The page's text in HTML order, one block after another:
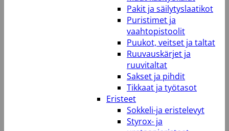
Pakit ja säilytyslaatikot
Puristimet ja
vaahtopistoolit
Puukot, veitset ja taltat
Ruuvauskärjet ja
ruuvitaltat
Sakset ja pihdit
Tikkaat ja työtasot
Eristeet
Sokkeli-ja eristelevyt
Styrox- ja